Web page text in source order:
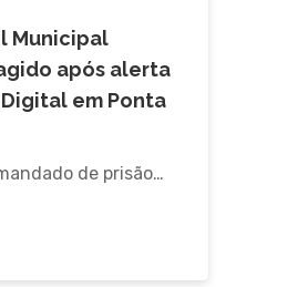
Municipal
após alerta
em Ponta
de prisão…